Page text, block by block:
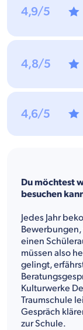
Du möchtest
besuchen
Jedes Jahr
Bewerbungen,
einen
müssen also
gelingt,
Kulturwerke
Traumschule
Gespräch
zur Schule.
4,9/5
4,8/5
4,6/5